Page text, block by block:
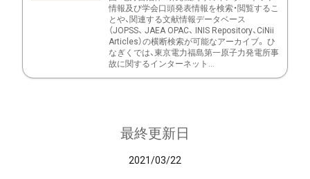
情報及び学会口頭発表情報を検索・閲覧するこ
とや、関連する文献情報データベース
（JOPSS、 JAEA OPAC、 INIS Repository、CiNii
Articles）の横断検索が可能なアーカイブ。 ひ
なぎくでは、東京電力福島第一原子力発電所事
故に関するインターネット...
最終更新日
2021/03/22